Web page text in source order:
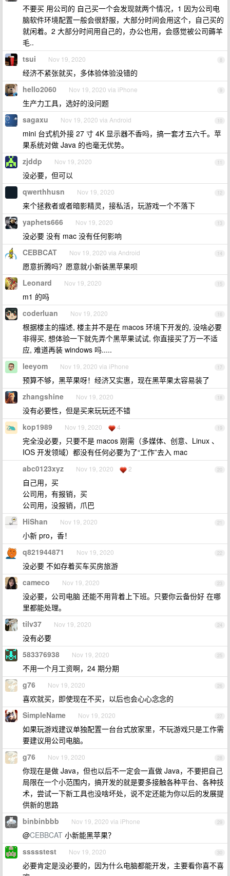
不要买 用公司的 自己买一个会发现就两个情况，1 因为公司电
脑软件环境配置一般会很舒服，大部分时间会用这个，自己买的
就闲着。2 大部分时间用自己的，办公也用，会感觉被公司薅羊
毛..
8
tsui Nov 19, 2020
经济不紧张就买，多体验体验没错的
9
hello2060 Nov 19, 2020 via iPhone
生产力工具，选好的没问题
10
sagaxu Nov 19, 2020 via Android
mini 台式机外接 27 寸 4K 显示器不香吗，搞一套才五六千。苹
果系统对做 Java 的也毫无优势。
11
zjddp Nov 19, 2020
没必要，但可以
12
qwerthhusn Nov 19, 2020
来个拯救者或者暗影精灵，接私活，玩游戏一个不落下
13
yaphets666 Nov 19, 2020
没必要 没有 mac 没有任何影响
14
CEBBCAT Nov 19, 2020 via Android
愿意折腾吗？愿意就小新装黑苹果呗
15
Leonard Nov 19, 2020
m1 的吗
16
coderluan Nov 19, 2020
根据楼主的描述, 楼主并不是在 macos 环境下开发的, 没啥必要
非得买, 想体验一下就先弄个黑苹果试试, 你直接买了万一不适
应, 难道再装 windows 吗.....
17
leeyom Nov 19, 2020 via iPhone
预算不够，黑苹果呀！经济又实惠，现在黑苹果太容易装了
18
zhangshine Nov 19, 2020
没有必要性，但是买来玩玩还不错
19
kop1989 Nov 19, 2020 4
完全没必要，只要不是 macos 刚需（多媒体、创意、Linux 、
IOS 开发领域）都没有任何必要为了“工作”去入 mac
20
abc0123xyz Nov 19, 2020 2
自己用，买
公司用，有报销，买
公司用，没报销，爪巴
21
HiShan Nov 19, 2020
小新 pro，香！
22
q821944871 Nov 19, 2020
没必要 不如存着买车买房旅游
23
cameco Nov 19, 2020
没必要，公司电脑 还能不用背着上下班。只要你云备份好 在哪
里都能处理。
24
tilv37 Nov 19, 2020
没有必要
25
583376938 Nov 19, 2020
不用一个月工资啊，24 期分期
26
g76 Nov 19, 2020
喜欢就买，即使现在不买，以后也会心心念念的
27
SimpleName Nov 19, 2020
如果玩游戏建议单独配置一台台式放家里，不玩游戏只是工作需
要建议用公司电脑。
28
g76 Nov 19, 2020
你现在是做 Java，但也以后不一定会一直做 Java，不要把自己
局限在一个小范围内，搞开发的就是要多接触各种平台、各种技
术，尝试一下新工具也没啥坏处，说不定还能为你以后的发展提
供新的思路
29
binbinbbb Nov 19, 2020 via iPhone
@CEBBCAT 小新能黑苹果？
30
ssssstest Nov 19, 2020
必要肯定是没必要的，因为什么电脑都能开发，主要看你喜不喜